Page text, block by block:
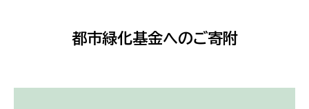
都市緑化基金へのご寄附